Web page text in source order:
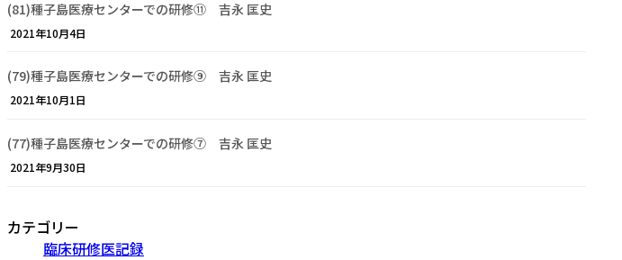
(81)種子島医療センターでの研修⑪ 吉永 匡史
2021年10月4日
(79)種子島医療センターでの研修⑨ 吉永 匡史
2021年10月1日
(77)種子島医療センターでの研修⑦ 吉永 匡史
2021年9月30日
カテゴリー
臨床研修医記録